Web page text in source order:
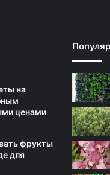
на
ценами
фрукты
для